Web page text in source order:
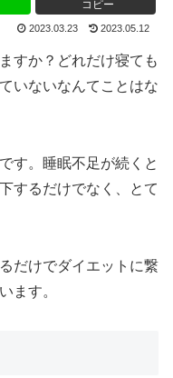
コピー
2023.03.23 2023.05.12
すか？どれだけ寝ても
いないなんてことはな
す。睡眠不足が続くと
するだけでなく、とて
だけでダイエットに繋
ます。